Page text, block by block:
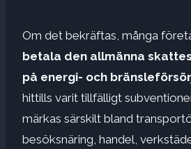
Om det bekräftas, många
betala den allmänna
på energi- och
hittills varit tillfälligt
märkas särskilt bland
besöksnäring, handel,